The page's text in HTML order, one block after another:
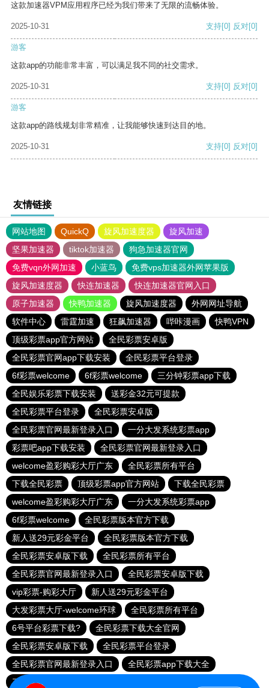
这款加速器VPM应用程序已经为我们带来了无限的流畅体验。
2025-10-31 支持[0] 反对[0]
游客
这款app的功能非常丰富，可以满足我不同的社交需求。
2025-10-31 支持[0] 反对[0]
游客
这款app的路线规划非常精准，让我能够快速到达目的地。
2025-10-31 支持[0] 反对[0]
友情链接
网站地图 QuickQ 旋风加速度器
旋风加速
坚果加速器
tiktok加速器
狗急加速器官网
免费vqn外网加速
小蓝鸟
免费vps加速器外网苹果版
旋风加速度器
快连加速器
快连加速器官网入口
原子加速器
快鸭加速器 旋风加速度器
外网网址导航
软件中心
雷霆加速 狂飙加速器 哔咔漫画
快鸭VPN
顶级彩票app官方网站
全民彩票安卓版
全民彩票官网app下载安装
全民彩票平台登录
6f彩票welcome
6f彩票welcome
三分钟彩票app下载
全民娱乐彩票下载安装
送彩金32元可提款
全民彩票平台登录
全民彩票安卓版
全民彩票官网最新登录入口
一分大发系统彩票app
彩票吧app下载安装
全民彩票官网最新登录入口
welcome盈彩购彩大厅广东
全民彩票所有平台
下载全民彩票
顶级彩票app官方网站
下载全民彩票
welcome盈彩购彩大厅广东
一分大发系统彩票app
6f彩票welcome
全民彩票版本官方下载
新人送29元彩金平台
全民彩票版本官方下载
全民彩票安卓版下载
全民彩票所有平台
全民彩票官网最新登录入口
全民彩票安卓版下载
vip彩票-购彩大厅
新人送29元彩金平台
大发彩票大厅-welcome环球
全民彩票所有平台
6号平台彩票下载?
全民彩票下载大全官网
全民彩票安卓版下载
全民彩票平台登录
全民彩票官网最新登录入口
全民彩票app下载大全
三分钟彩票app下载